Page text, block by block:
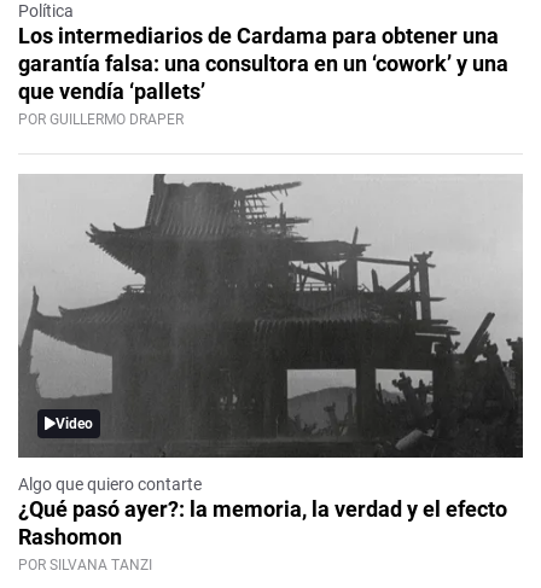
Política
Los intermediarios de Cardama para obtener una
garantía falsa: una consultora en un ‘cowork’ y una
que vendía ‘pallets’
POR GUILLERMO DRAPER
Video
Algo que quiero contarte
¿Qué pasó ayer?: la memoria, la verdad y el efecto
Rashomon
POR SILVANA TANZI